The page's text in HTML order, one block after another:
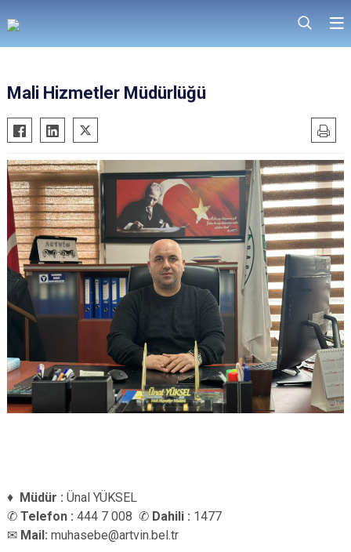
Mali Hizmetler Müdürlüğü
♦ Müdür : Ünal YÜKSEL
✆ Telefon : 444 7 008 ✆ Dahili : 1477
✉ Mail: muhasebe@artvin.bel.tr